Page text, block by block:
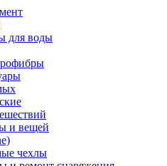
для воды
и вещей
чехлы